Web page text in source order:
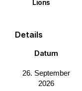
Lions
Details
Datum
26. September
2026